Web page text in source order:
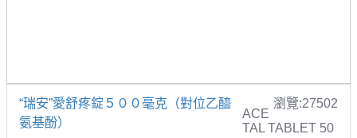
“瑞安”愛舒疼錠５００毫克（對位乙醯
氨基酚）
瀏覽:27502
ACE
TAL TABLET 50